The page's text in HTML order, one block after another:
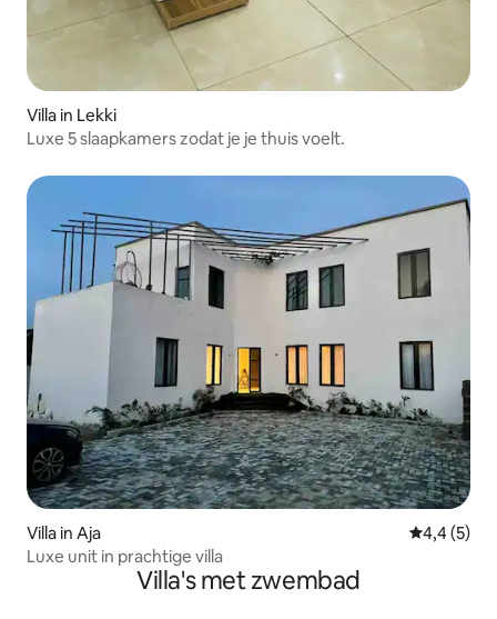
Villa in Lekki
Luxe 5 slaapkamers zodat je je thuis voelt.
Villa in Aja
4,4 (5)
Luxe unit in prachtige villa
Villa's met zwembad